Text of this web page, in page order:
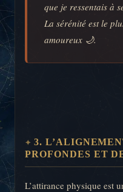
que je ressentais à
La sérénité est le
amoureux 🌙.
3.
PROFONDES ET
L’attirance physique est